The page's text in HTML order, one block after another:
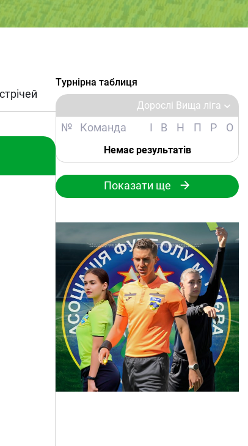
Турнірна таблиця
Дорослі Вища ліга
№ Команда І В Н П Р О
Немає результатів
Показати ще